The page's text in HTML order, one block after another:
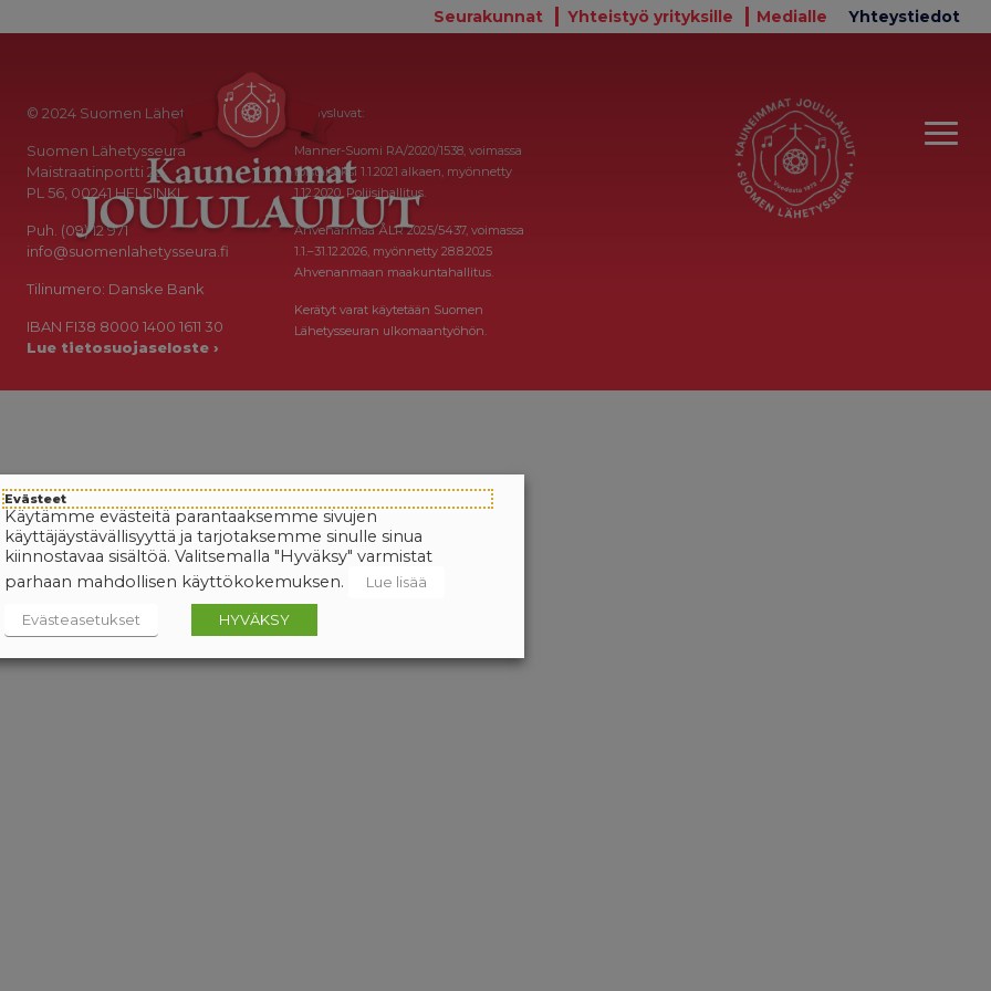
Seurakunnat Yhteistyö yrityksille Medialle Yhteystiedot
© 2024 Suomen Lähetysseura
Suomen Lähetysseura
Maistraatinportti 2a
PL 56, 00241 HELSINKI
Puh. (09) 12 971
info@suomenlahetysseura.fi
Tilinumero: Danske Bank
IBAN FI38 8000 1400 1611 30
Lue tietosuojaseloste ›
Keräysluvat:
Manner-Suomi RA/2020/1538, voimassa
toistaiseksi 1.1.2021 alkaen, myönnetty
1.12.2020, Poliisihallitus.
Ahvenanmaa ÅLR 2025/5437, voimassa
1.1.–31.12.2026, myönnetty 28.8.2025
Ahvenanmaan maakuntahallitus.
Kerätyt varat käytetään Suomen
Lähetysseuran ulkomaantyöhön.
Evästeet
Käytämme evästeitä parantaaksemme sivujen
käyttäjäystävällisyyttä ja tarjotaksemme sinulle sinua
kiinnostavaa sisältöä. Valitsemalla "Hyväksy" varmistat
parhaan mahdollisen käyttökokemuksen.
Lue lisää
Evästeasetukset HYVÄKSY